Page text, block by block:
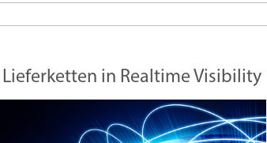
in Realtime Visibility